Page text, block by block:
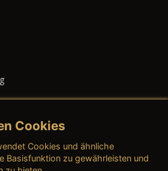
Cookies
Cookies und ähnliche
Basisfunktion zu gewährleisten und